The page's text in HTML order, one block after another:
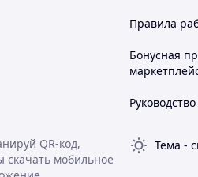
Правила
Бонусная
QR-код,
скачать мобильное
Тема -